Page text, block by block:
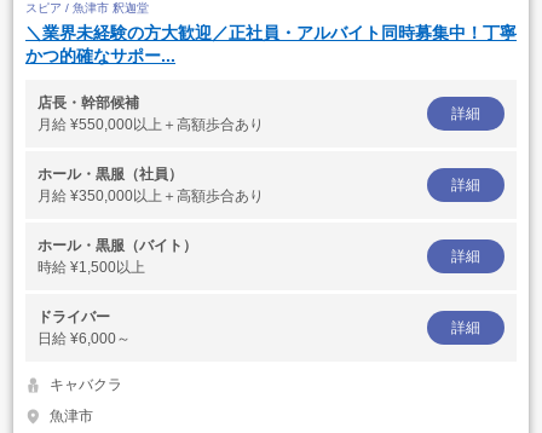
スピア / 魚津市 釈迦堂
＼業界未経験の方大歓迎／正社員・アルバイト同時募集中！丁寧
かつ的確なサポー...
店長・幹部候補
月給 ¥550,000以上＋高額歩合あり
詳細
ホール・黒服（社員）
月給 ¥350,000以上＋高額歩合あり
詳細
ホール・黒服（バイト）
時給 ¥1,500以上
詳細
ドライバー
日給 ¥6,000～
詳細
キャバクラ
魚津市